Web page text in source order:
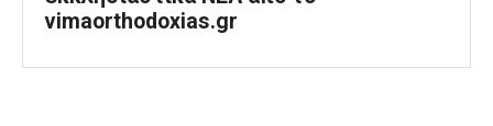
vimaorthodoxias.gr